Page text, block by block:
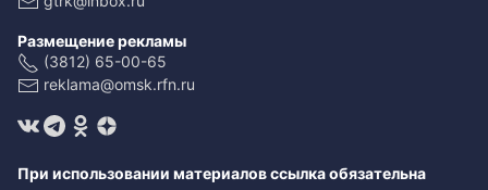
Размещение рекламы
(3812) 65-00-65
reklama@omsk.rfn.ru
При использовании материалов ссылка обязательна